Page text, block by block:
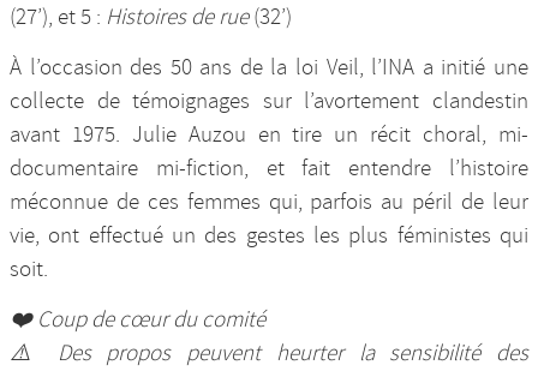
(27’), et 5 : Histoires de rue(32’)
À l’occasion des 50 ans de la loi Veil, l’INA a initié une
collecte de témoignages sur l’avortement clandestin
avant 1975. Julie Auzou en tire un récit choral, mi-
documentaire mi-fiction, et fait entendre l’histoire
méconnue de ces femmes qui, parfois au péril de leur
vie, ont effectué un des gestes les plus féministes qui
soit.
❤️ Coup de cœur du comité
⚠️ Des propos peuvent heurter la sensibilité des